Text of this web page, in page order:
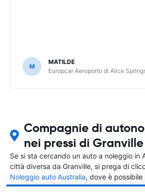
M
MATILDE
Europcar Aeroporto di Alice
Compagnie di
nei pressi di Granville
Se si sta cercando un auto a noleggio in
città diversa da Granville, si prega di
Noleggio auto Australia, dove è
città in Australia si vuole noleggiare